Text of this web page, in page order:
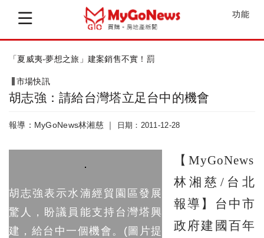
功能
「夏威夷-夢想之旅」建案銷售不實！罰
市場快訊
胡志強：請給台灣塔立足台中的機會
報導：MyGoNews林湘慈 ｜ 日期：2011-12-28
胡志強表示水湳經貿園區發展
驚人，盼議員能支持台灣塔興
建，給台中一個機會。(圖片提
【MyGoNews
林湘慈/台北
報導】台中市
政府建國百年